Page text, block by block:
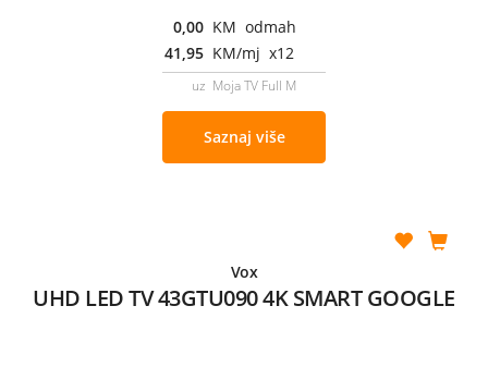
0,00 KM odmah
41,95 KM/mj x12
uz Moja TV Full M
Saznaj više
Vox
UHD LED TV 43GTU090 4K SMART GOOGLE